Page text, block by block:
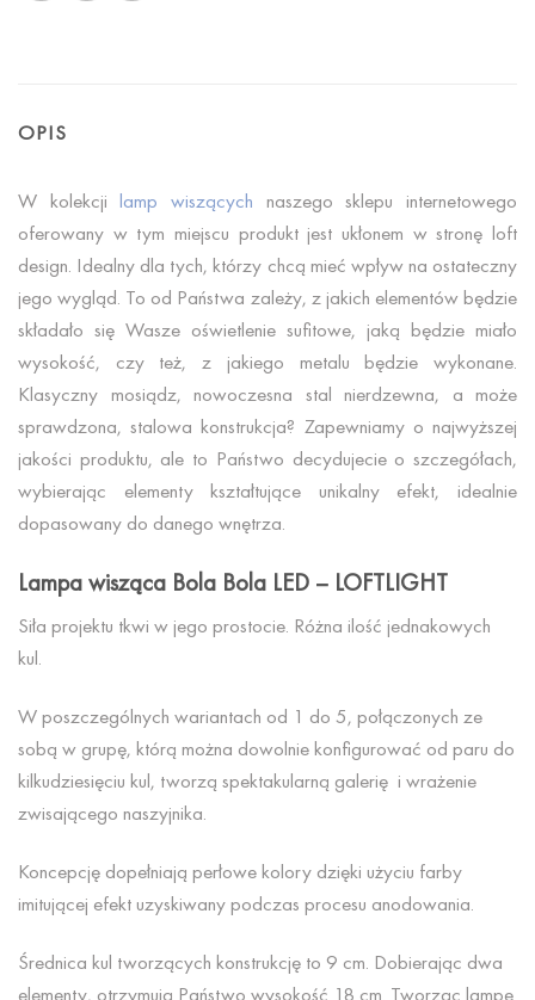
OPIS
W kolekcji lamp wiszących naszego sklepu internetowego
oferowany w tym miejscu produkt jest ukłonem w stronę loft
design. Idealny dla tych, którzy chcą mieć wpływ na ostateczny
jego wygląd. To od Państwa zależy, z jakich elementów będzie
składało się Wasze oświetlenie sufitowe, jaką będzie miało
wysokość, czy też, z jakiego metalu będzie wykonane.
Klasyczny mosiądz, nowoczesna stal nierdzewna, a może
sprawdzona, stalowa konstrukcja? Zapewniamy o najwyższej
jakości produktu, ale to Państwo decydujecie o szczegółach,
wybierając elementy kształtujące unikalny efekt, idealnie
dopasowany do danego wnętrza.
Lampa wisząca Bola Bola LED – LOFTLIGHT
Siła projektu tkwi w jego prostocie. Różna ilość jednakowych
kul.
W poszczególnych wariantach od 1 do 5, połączonych ze
sobą w grupę, którą można dowolnie konfigurować od paru do
kilkudziesięciu kul, tworzą spektakularną galerię i wrażenie
zwisającego naszyjnika.
Koncepcję dopełniają perłowe kolory dzięki użyciu farby
imitującej efekt uzyskiwany podczas procesu anodowania.
Średnica kul tworzących konstrukcję to 9 cm. Dobierając dwa
elementy, otrzymują Państwo wysokość 18 cm. Tworząc lampę